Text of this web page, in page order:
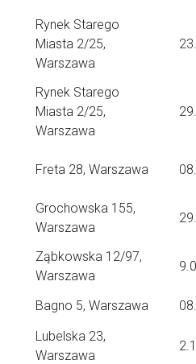
Rynek Starego
Miasta 2/25,
Warszawa
Rynek Starego
Miasta 2/25,
Warszawa
Freta 28, Warszawa
Grochowska 155,
Warszawa
Ząbkowska 12/97,
Warszawa
Bagno 5, Warszawa
Lubelska 23,
Warszawa